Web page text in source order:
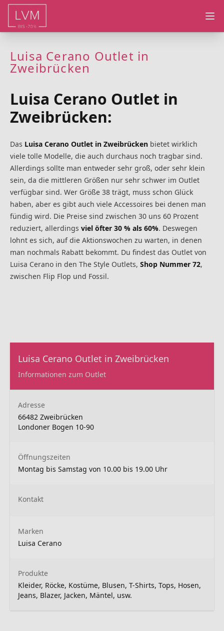
Luisa Cerano Outlet in
Zweibrücken
Luisa Cerano Outlet in
Zweibrücken:
Das Luisa Cerano Outlet in Zweibrücken bietet wirklich
viele tolle Modelle, die auch durchaus noch tragbar sind.
Allerdings sollte man entweder sehr groß, oder sehr klein
sein, da die mittleren Größen nur sehr schwer im Outlet
verfügbar sind. Wer Größe 38 trägt, muss schon Glück
haben, aber es gibt auch viele Accessoires bei denen man
fündig wird. Die Preise sind zwischen 30 uns 60 Prozent
reduziert, allerdings viel öfter 30 % als 60%. Deswegen
lohnt es sich, auf die Aktionswochen zu warten, in denen
man nochmals Rabatt bekommt. Du findest das Outlet von
Luisa Cerano in den The Style Outlets, Shop Nummer 72,
zwischen Flip Flop und Fossil.
Luisa Cerano Outlet in Zweibrücken
Informationen zum Outlet
Adresse
66482 Zweibrücken
Londoner Bogen 10-90
Öffnungszeiten
Montag bis Samstag von 10.00 bis 19.00 Uhr
Kontakt
Marken
Luisa Cerano
Produkte
Kleider, Röcke, Kostüme, Blusen, T-Shirts, Tops, Hosen,
Jeans, Blazer, Jacken, Mäntel, usw.